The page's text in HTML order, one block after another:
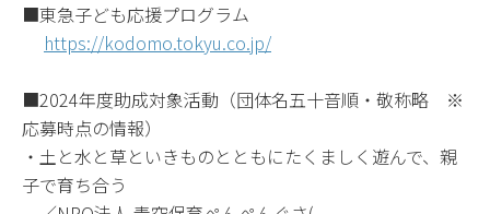
■東急子ども応援プログラム
https://kodomo.tokyu.co.jp/
■2024年度助成対象活動（団体名五十音順・敬称略 ※
応募時点の情報）
・土と水と草といきものとともにたくましく遊んで、親
子で育ち合う